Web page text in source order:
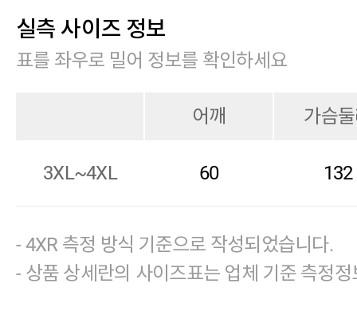
실측 사이즈 정보
표를 좌우로 밀어 정보를 확인하세요
어깨 가슴
3XL~4XL 60 132
- 4XR 측정 방식 기준으로 작성되었습니다.
- 상품 상세란의 사이즈표는 업체 기준 측정정